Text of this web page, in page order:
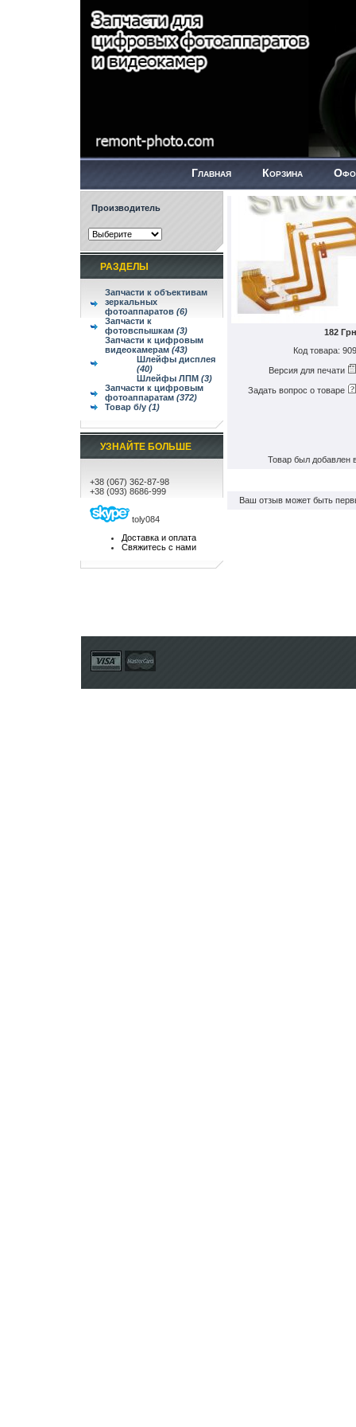
Главная Корзина
Производитель
РАЗДЕЛЫ
Запчасти к объективам
зеркальных
фотоаппаратов (6)
Запчасти к
фотовспышкам (3)
Запчасти к цифровым
видеокамерам (43)
Шлейфы дисплея
(40)
Шлейфы ЛПМ (3)
Запчасти к цифровым
фотоаппаратам (372)
Товар б/у (1)
УЗНАЙТЕ БОЛЬШЕ
+38 (067) 362-87-98
+38 (093) 8686-999
toly084
Доставка и оплата
Свяжитесь с нами
182 Грн
Код товара: 909
Версия для печати
Задать вопрос о товаре
Товар был добавлен
Ваш отзыв может быть